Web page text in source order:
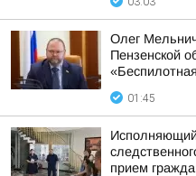
Олег
Пензенской
01:45
Исполняющий
прием